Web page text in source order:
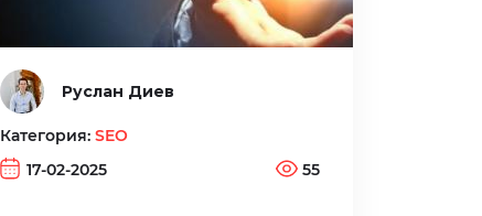
Руслан Диев
Категория: SEO
17-02-2025
55